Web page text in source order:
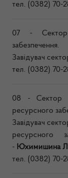
тел. (0382) 70-
07 - Сектор
забезпечення.
Завідувач
тел. (0382) 70-
08 - Сектор
ресурсного
Завідувач
ресурсного
- Юхимишина
тел. (0382) 70-